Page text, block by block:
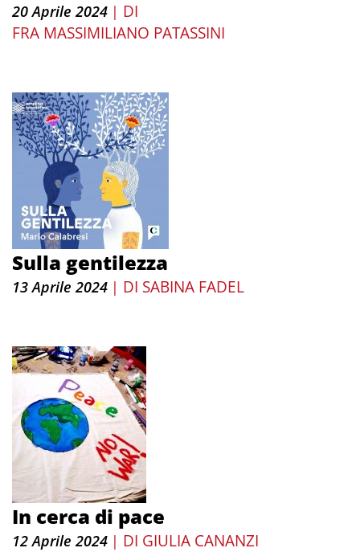
20 Aprile 2024 | DI
FRA MASSIMILIANO PATASSINI
Sulla gentilezza
13 Aprile 2024 | DI SABINA FADEL
In cerca di pace
12 Aprile 2024 | DI GIULIA CANANZI